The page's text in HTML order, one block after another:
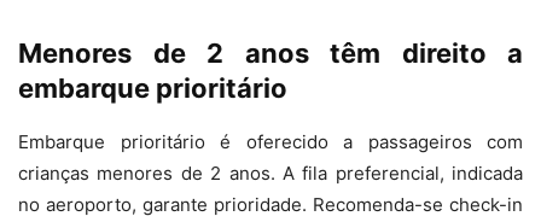
Menores de 2 anos têm direito a
embarque prioritário
Embarque prioritário é oferecido a passageiros com
crianças menores de 2 anos. A fila preferencial, indicada
no aeroporto, garante prioridade. Recomenda-se check-in